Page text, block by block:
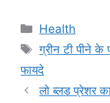
Categories
Health
Tags
ग्रीन टी पीने के
फायदे
लो ब्लड प्रेशर